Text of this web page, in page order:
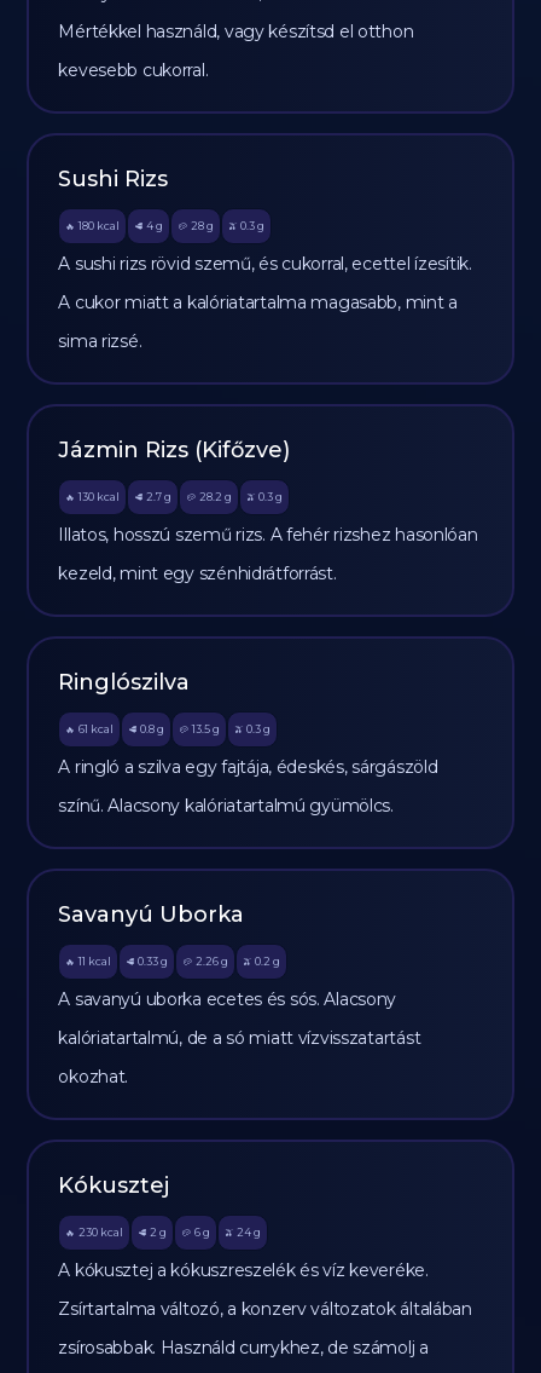
Mértékkel használd, vagy készítsd el otthon
kevesebb cukorral.
Sushi Rizs
🔥 180 kcal 🥩 4 g 🥔 28g 🫒 0.3 g
A sushi rizs rövid szemű, és cukorral, ecettel ízesítik.
A cukor miatt a kalóriatartalma magasabb, mint a
sima rizsé.
Jázmin Rizs (Kifőzve)
🔥 130 kcal 🥩 2.7 g 🥔 28.2 g 🫒 0.3 g
Illatos, hosszú szemű rizs. A fehér rizshez hasonlóan
kezeld, mint egy szénhidrátforrást.
Ringlószilva
🔥 61 kcal 🥩 0.8 g 🥔 13.5g 🫒 0.3 g
A ringló a szilva egy fajtája, édeskés, sárgászöld
színű. Alacsony kalóriatartalmú gyümölcs.
Savanyú Uborka
🔥 11 kcal 🥩 0.33 g 🥔 2.26g 🫒 0.2 g
A savanyú uborka ecetes és sós. Alacsony
kalóriatartalmú, de a só miatt vízvisszatartást
okozhat.
Kókusztej
🔥 230 kcal 🥩 2 g 🥔 6g 🫒 24 g
A kókusztej a kókuszreszelék és víz keveréke.
Zsírtartalma változó, a konzerv változatok általában
zsírosabbak. Használd currykhez, de számolj a